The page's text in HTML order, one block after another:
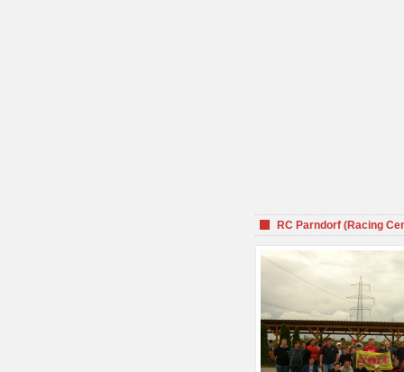
RC Parndorf (Racing